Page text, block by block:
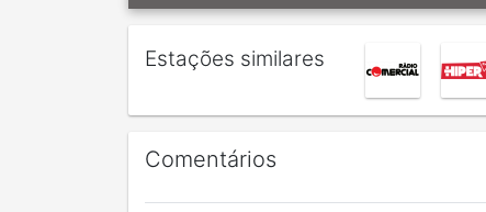
Estações similares
Comentários